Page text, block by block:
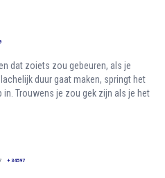
dat zoiets zou gebeuren, als je
duur gaat maken, springt het
Trouwens je zou gek zijn als je het
+ 34597